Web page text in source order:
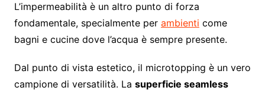
L’impermeabilità è un altro punto di forza
fondamentale, specialmente per ambienti come
bagni e cucine dove l’acqua è sempre presente.
Dal punto di vista estetico, il microtopping è un vero
campione di versatilità. La superficie seamless